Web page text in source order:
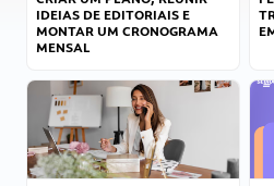
IDEIAS DE EDITORIAIS E
MONTAR UM CRONOGRAMA
MENSAL